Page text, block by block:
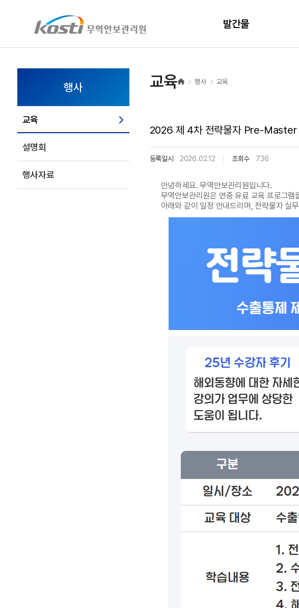
KOSTI 메인 페이지로 이동 발간물
교육 행사 교육
2026 제 4차 전략물자 Pre-Master
등록일시 2026.02.12 조회수 736
안녕하세요. 무역안보관리원입니다.
무역안보관리원은 연중 유료 교육 프로그램
아래와 같이 일정 안내드리며, 전략물자 실
행사
교육
설명회
행사자료